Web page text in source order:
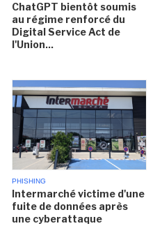
ChatGPT bientôt soumis
au régime renforcé du
Digital Service Act de
l'Union...
PHISHING
Intermarché victime d'une
fuite de données après
une cyberattaque